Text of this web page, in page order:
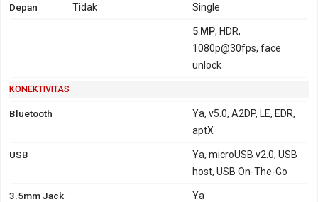
Depan Tidak Single
5 MP, HDR,
1080p@30fps, face
unlock
KONEKTIVITAS
Bluetooth
Ya, v5.0, A2DP, LE, EDR,
aptX
USB
Ya, microUSB v2.0, USB
host, USB On-The-Go
3.5mm Jack Ya